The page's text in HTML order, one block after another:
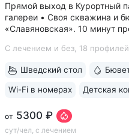
Прямой выход в Курортный
галереи • Своя скважина и
«Славяновская». 10 минут
стол» — редкое предложение
С лечением и без, 18 профилей
от 5300 ₽
сут/чел, с лечением
Шведский стол
Wi-Fi в номерах Детская